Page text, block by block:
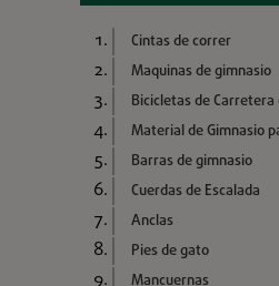
Cintas de correr
Maquinas de gimnasio
Bicicletas de
Material de Gimnasio
Barras de gimnasio
Cuerdas de Escalada
Anclas
Pies de gato
Mancuernas